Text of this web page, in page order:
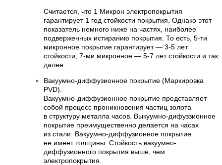
Считается, что 1 Микрон электропокрытия
гарантирует 1 год стойкости покрытия. Однако этот
показатель немного ниже на частях, наиболее
подверженных истиранию покрытия. То есть, 5-ти
микронное покрытие гарантирует — 3-5 лет
стойкости, 7-ми микронное — 5-7 лет стойкости и так
далее.
Вакуумно-диффузионное покрытие (Маркировка
PVD).
Вакуумно-диффузионное покрытие представляет
собой процесс проникновения частиц золота
в структуру металла часов. Выкуумно-дифуззионное
покрытие преимущественно делается на часах
из стали. Вакуумно-диффузионное покрытие
не имеет толщины. Стойкость вакуумно-
диффузионного покрытия выше, чем
электропокрытия.